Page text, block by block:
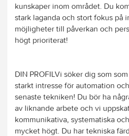
kunskaper inom området. Du
stark laganda och stort fokus på
möjligheter till påverkan och
högt prioriterat!
DIN PROFILVi söker dig som
starkt intresse för automation
senaste tekniken! Du bör ha
av liknande arbete och vi
kommunikativa, systematiska
mycket högt. Du har tekniska